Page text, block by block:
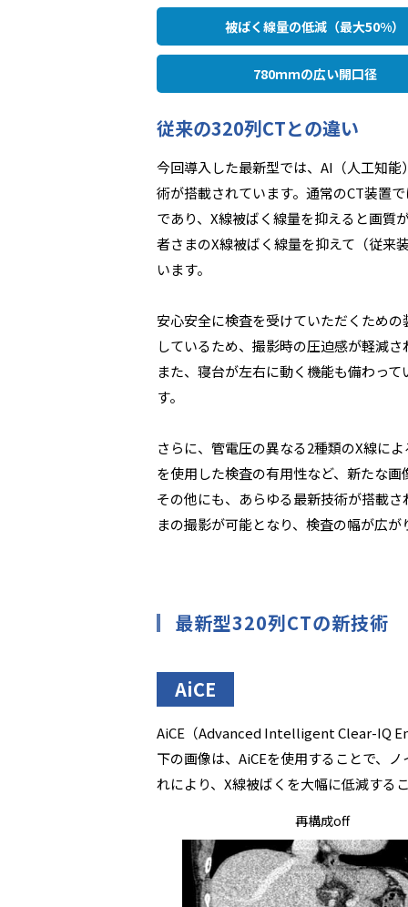
被ばく線量の低減 （最大50%）
780ｍｍの広い開口径
従来の320列CTとの違い
今回導入した最新型では、AI（人工知
術が搭載されています。通常のCT装置
であり、X線被ばく線量を抑えると画質
者さまのX線被ばく線量を抑えて（従来
います。
安心安全に検査を受けていただくため
しているため、撮影時の圧迫感が軽減さ
また、寝台が左右に動く機能も備わっ
す。
さらに、管電圧の異なる2種類のX線に
を使用した検査の有用性など、新たな
その他にも、あらゆる最新技術が搭載
まの撮影が可能となり、検査の幅が広が
最新型320列CTの新技術
AiCE
AiCE（Advanced Intelligent Clear-IQ
下の画像は、AiCEを使用することで、
れにより、X線被ばくを大幅に低減する
再構成off